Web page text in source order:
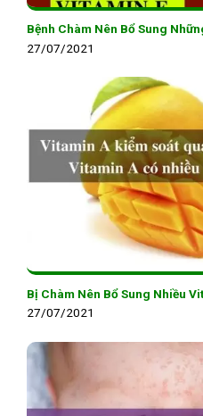
Bệnh Chàm Nên Bổ Sung
27/07/2021
Bị Chàm Nên Bổ Sung Nhiều
27/07/2021